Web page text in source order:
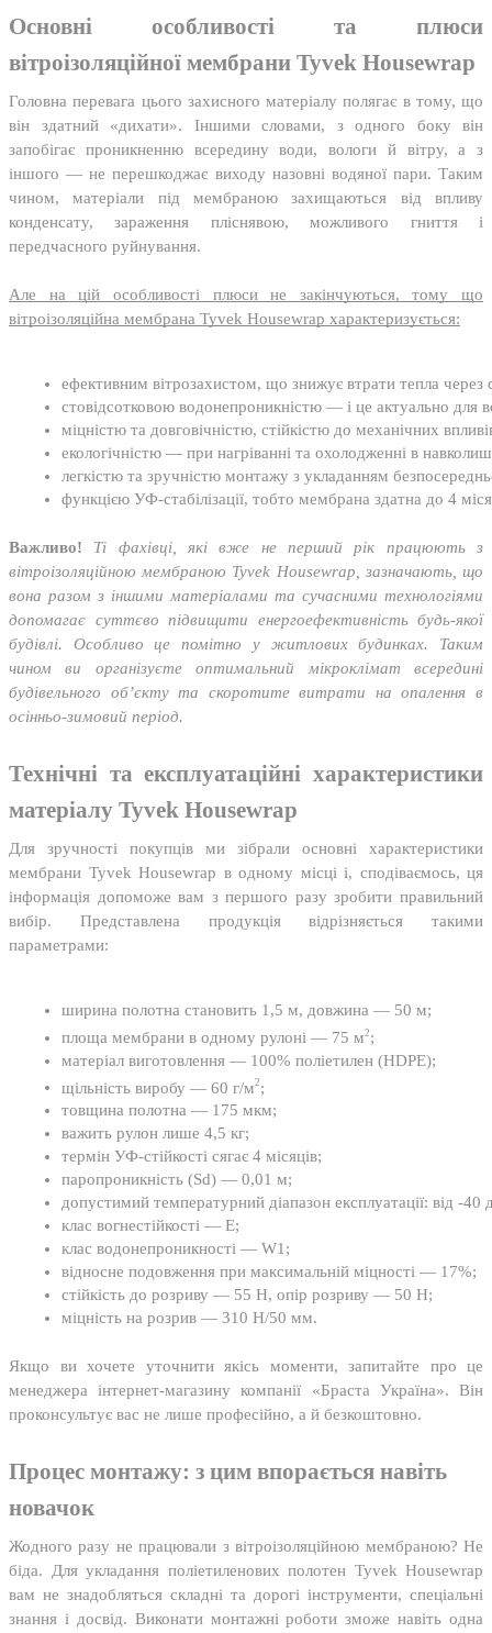
Основні особливості та плюси
вітроізоляційної мембрани Tyvek Housewrap
Головна перевага цього захисного матеріалу полягає в тому, що
він здатний «дихати». Іншими словами, з одного боку він
запобігає проникненню всередину води, вологи й вітру, а з
іншого — не перешкоджає виходу назовні водяної пари. Таким
чином, матеріали під мембраною захищаються від впливу
конденсату, зараження пліснявою, можливого гниття і
передчасного руйнування.
Але на цій особливості плюси не закінчуються, тому що
вітроізоляційна мембрана Tyvek Housewrap характеризується:
ефективним вітрозахистом, що знижує втрати тепла через
стовідсотковою водонепроникністю — і це актуально для
міцністю та довговічністю, стійкістю до механічних
екологічністю — при нагріванні та охолодженні в
легкістю та зручністю монтажу з укладанням
функцією УФ-стабілізації, тобто мембрана здатна до 4
Важливо!
Ті фахівці, які вже не перший рік працюють з
вітроізоляційною мембраною Tyvek Housewrap, зазначають, що
вона разом з іншими матеріалами та сучасними технологіями
допомагає суттєво підвищити енергоефективність будь-якої
будівлі. Особливо це помітно у житлових будинках. Таким
чином ви організуєте оптимальний мікроклімат всередині
будівельного об’єкту та скоротите витрати на опалення в
осінньо-зимовий період.
Технічні та експлуатаційні характеристики
матеріалу Tyvek Housewrap
Для зручності покупців ми зібрали основні характеристики
мембрани Tyvek Housewrap в одному місці і, сподіваємось, ця
інформація допоможе вам з першого разу зробити правильний
вибір. Представлена ​​продукція відрізняється такими
параметрами:
ширина полотна становить 1,5 м, довжина — 50 м;
площа мембрани в одному рулоні — 75 м2 ;
матеріал виготовлення — 100% поліетилен (HDPE);
щільність виробу — 60 г/м2 ;
товщина полотна — 175 мкм;
важить рулон лише 4,5 кг;
термін УФ-стійкості сягає 4 місяців;
паропроникність (Sd) — 0,01 м;
допустимий температурний діапазон експлуатації: від -40
клас вогнестійкості — E;
клас водонепроникності — W1;
відносне подовження при максимальній міцності — 17%;
стійкість до розриву — 55 H, опір розриву — 50 H;
міцність на розрив — 310 Н/50 мм.
Якщо ви хочете уточнити якісь моменти, запитайте про це
менеджера інтернет-магазину компанії «Браста Україна». Він
проконсультує вас не лише професійно, а й безкоштовно.
Процес монтажу: з цим впорається навіть
новачок
Жодного разу не працювали з вітроізоляційною мембраною? Не
біда. Для укладання поліетиленових полотен Tyvek Housewrap
вам не знадобляться складні та дорогі інструменти, спеціальні
знання і досвід. Виконати монтажні роботи зможе навіть одна